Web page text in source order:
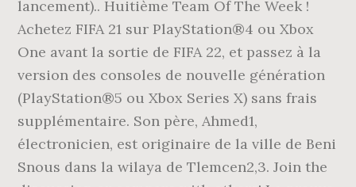
lancement).. Huitième Team Of The Week !
Achetez FIFA 21 sur PlayStation®4 ou Xbox
One avant la sortie de FIFA 22, et passez à la
version des consoles de nouvelle génération
(PlayStation®5 ou Xbox Series X) sans frais
supplémentaire. Son père, Ahmed1,
électronicien, est originaire de la ville de Beni
Snous dans la wilaya de Tlemcen2,3. Join the